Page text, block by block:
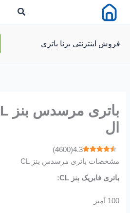
فروش اینترنتی برنا باتری
ال
4.3
(
4600
)
مشخصات باتری مرسدس بنز CL
باتری فابریک بنز CL:
100 آمپر